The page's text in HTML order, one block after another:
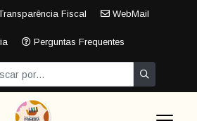
Fiscal WebMail
Perguntas Frequentes